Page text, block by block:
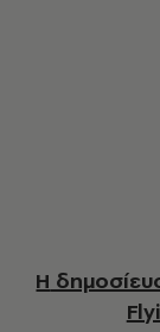
Η δημοσίευση κοινοποιήθηκε από το χρήστη